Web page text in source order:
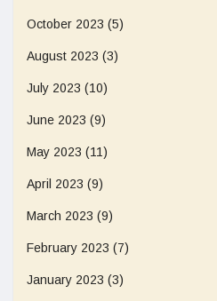
October 2023 (5)
August 2023 (3)
July 2023 (10)
June 2023 (9)
May 2023 (11)
April 2023 (9)
March 2023 (9)
February 2023 (7)
January 2023 (3)